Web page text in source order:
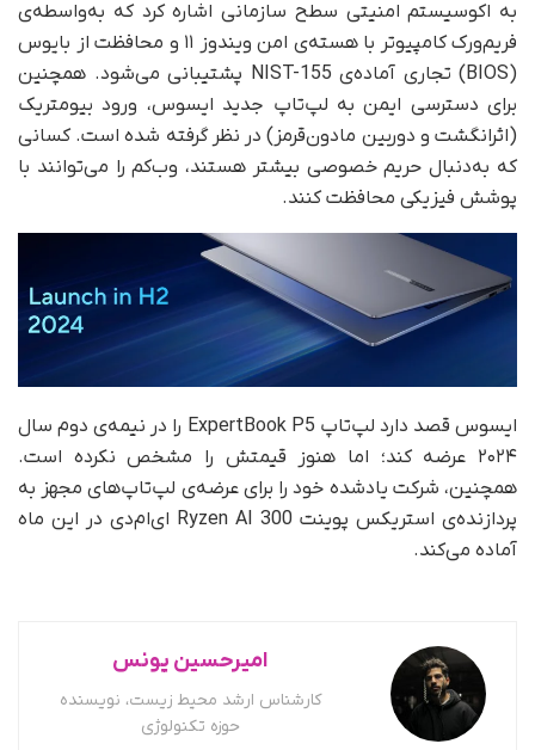
به اکوسیستم امنیتی سطح سازمانی اشاره کرد که به‌واسطه‌ی
فریم‌ورک کامپیوتر با هسته‌ی امن ویندوز ۱۱ و محافظت از بایوس
(BIOS) تجاری آماده‌ی NIST-155 پشتیبانی می‌شود. همچنین
برای دسترسی ایمن به لپ‌تاپ جدید ایسوس، ورود بیومتریک
(اثر‌انگشت و دوربین مادون‌قرمز) در نظر گرفته شده است. کسانی
که به‌دنبال حریم خصوصی بیشتر هستند، وب‌کم را می‌توانند با
پوشش فیزیکی محافظت کنند.
ایسوس قصد دارد لپ‌تاپ ExpertBook P5 را در نیمه‌ی دوم سال
۲۰۲۴ عرضه کند؛ اما هنوز قیمتش را مشخص نکرده است.
همچنین، شرکت یادشده خود را برای عرضه‌ی لپ‌تاپ‌های مجهز به
پردازنده‌ی استریکس پوینت Ryzen AI 300 ای‌ام‌دی در این ماه
آماده می‌کند.
امیرحسین یونس
کارشناس ارشد محیط زیست، نویسنده
حوزه تکنولوژی